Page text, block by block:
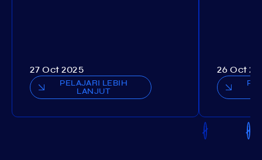
27 Oct 2025
PELAJARI LEBIH
LANJUT
26 Oct